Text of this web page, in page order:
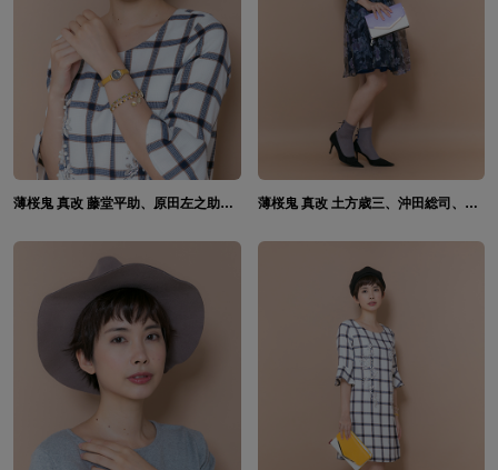
薄桜鬼 真改 藤堂平助、原田左之助、風間千景モデル 腕時計&ブレスレット 薄桜鬼 真改 土方歳三、沖田総司、斎藤一 モデル 財布ショルダー